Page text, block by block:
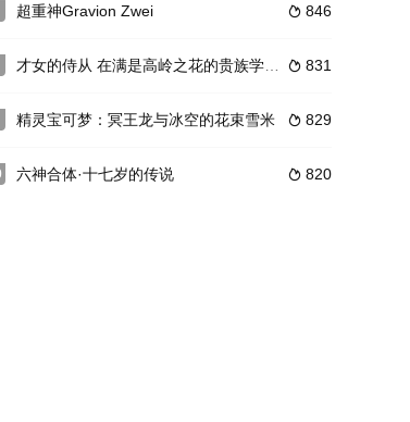
最近、心の距離がな
アプリ《MiucS》がその全てを担っていた。
能够增幅人的欲望的“性欲衣”诱惑的人妻面前，菜鸟管理员吉
 846
超重神Gravion Zwei
 831
才女的侍从 在满是高岭之花的贵族学校暗中照顾（毫无生活自理能力的）学院第一大小姐
 829
精灵宝可梦：冥王龙与冰空的花束雪米
 820
六神合体·十七岁的传说